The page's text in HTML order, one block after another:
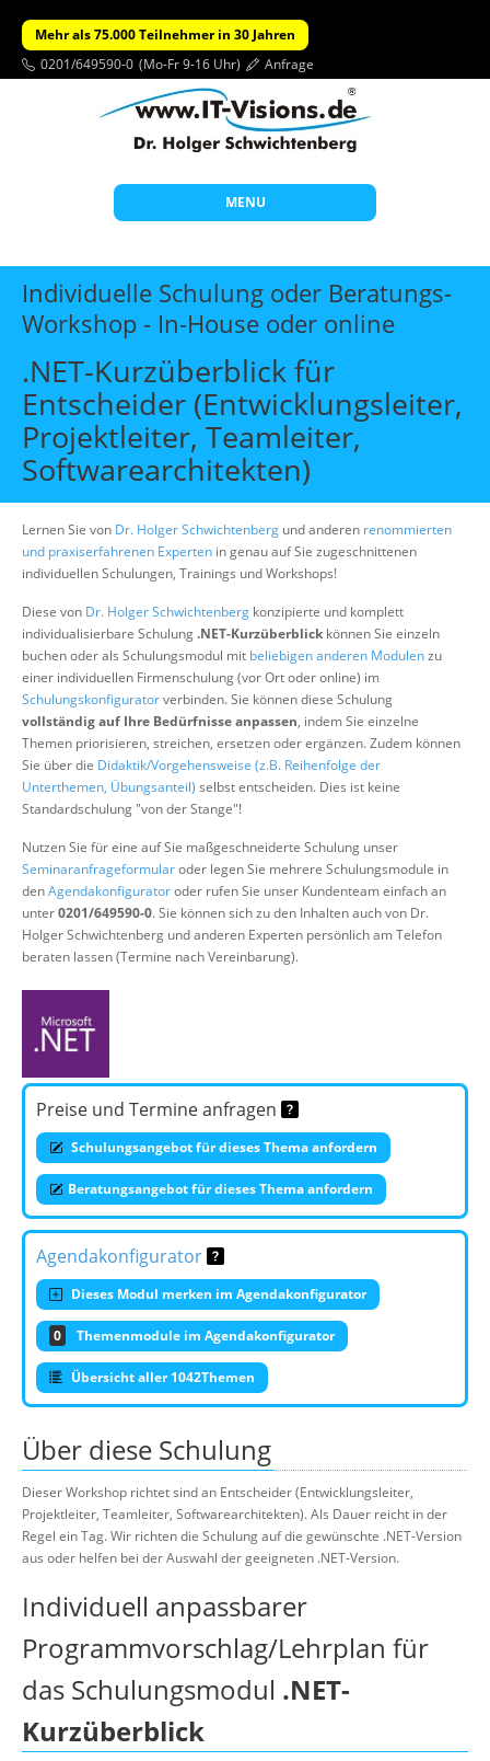
Mehr als 75.000 Teilnehmer in 30 Jahren
0201/649590-0 (Mo-Fr 9-16 Uhr) Anfrage
MENU
Start
Themen
Individuelle Schulungen
Offene Seminare
Wissen
Über uns
Suche
Individuelle Schulung oder Beratungs-
Workshop - In-House oder online
.NET-Kurzüberblick für
Entscheider (Entwicklungsleiter,
Projektleiter, Teamleiter,
Softwarearchitekten)
Lernen Sie von Dr. Holger Schwichtenberg und anderen renommierten
und praxiserfahrenen Experten in genau auf Sie zugeschnittenen
individuellen Schulungen, Trainings und Workshops!
Diese von Dr. Holger Schwichtenberg konzipierte und komplett
individualisierbare Schulung.NET-Kurzüberblick können Sie einzeln
buchen oder als Schulungsmodul mit beliebigen anderen Modulenzu
einer individuellen Firmenschulung (vor Ort oder online) im
Schulungskonfiguratorverbinden. Sie können diese Schulung
vollständig auf Ihre Bedürfnisse anpassen, indem Sie einzelne
Themen priorisieren, streichen, ersetzen oder ergänzen. Zudem können
Sie über die Didaktik/Vorgehensweise (z.B. Reihenfolge der
Unterthemen, Übungsanteil) selbst entscheiden. Dies ist keine
Standardschulung "von der Stange"!
Nutzen Sie für eine auf Sie maßgeschneiderte Schulung unser
Seminaranfrageformularoder legen Sie mehrere Schulungsmodule in
denAgendakonfiguratoroder rufen Sie unser Kundenteam einfach an
unter0201/649590-0. Sie können sich zu den Inhalten auch von Dr.
Holger Schwichtenberg und anderen Experten persönlich am Telefon
beraten lassen (Termine nach Vereinbarung).
Preise und Termine anfragen
Schulungsangebot für dieses Thema anfordern
Beratungsangebot für dieses Thema anfordern
Agendakonfigurator
Dieses Modul merken im Agendakonfigurator
0 Themenmodule im Agendakonfigurator
Übersicht aller 1042Themen
Über diese Schulung
Dieser Workshop richtet sind an Entscheider (Entwicklungsleiter,
Projektleiter, Teamleiter, Softwarearchitekten). Als Dauer reicht in der
Regel ein Tag. Wir richten die Schulung auf die gewünschte .NET-Version
aus oder helfen bei der Auswahl der geeigneten .NET-Version.
Individuell anpassbarer
Programmvorschlag/Lehrplan für
das Schulungsmodul .NET-
Kurzüberblick